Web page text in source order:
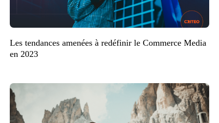
Les tendances amenées à redéfinir le Commerce Media
en 2023